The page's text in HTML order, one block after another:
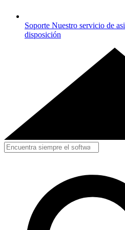
Soporte Nuestro servicio de
disposición